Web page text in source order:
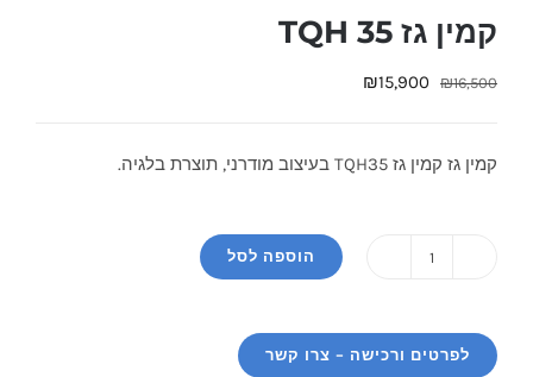
קמין גז TQH 35
₪16,500
המחיר₪15,900
קמין גז קמין גז TQH35 בעיצוב מודרני, תוצרת בלגיה.
קמין
הוספה לסל